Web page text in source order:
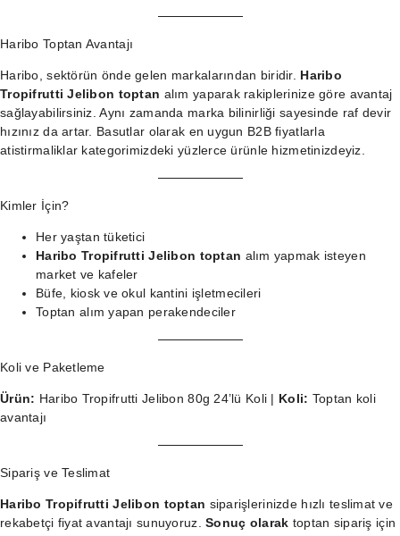
Haribo Toptan Avantajı
Haribo, sektörün önde gelen markalarından biridir. Haribo
Tropifrutti Jelibon toptan alım yaparak rakiplerinize göre avantaj
sağlayabilirsiniz. Aynı zamanda marka bilinirliği sayesinde raf devir
hızınız da artar. Basutlar olarak en uygun B2B fiyatlarla
atistirmaliklar kategorimizdeki yüzlerce ürünle hizmetinizdeyiz.
Kimler İçin?
Her yaştan tüketici
Haribo Tropifrutti Jelibon toptan alım yapmak isteyen
market ve kafeler
Büfe, kiosk ve okul kantini işletmecileri
Toptan alım yapan perakendeciler
Koli ve Paketleme
Ürün: Haribo Tropifrutti Jelibon 80g 24’lü Koli | Koli: Toptan koli
avantajı
Sipariş ve Teslimat
Haribo Tropifrutti Jelibon toptan siparişlerinizde hızlı teslimat ve
rekabetçi fiyat avantajı sunuyoruz.Sonuç olarak toptan sipariş için